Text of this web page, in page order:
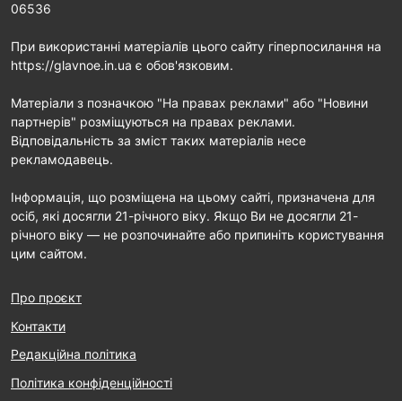
06536
При використанні матеріалів цього сайту гіперпосилання на
https://glavnoe.in.ua є обов'язковим.
Матеріали з позначкою "На правах реклами" або "Новини
партнерів" розміщуються на правах реклами.
Відповідальність за зміст таких матеріалів несе
рекламодавець.
Інформація, що розміщена на цьому сайті, призначена для
осіб, які досягли 21-річного віку. Якщо Ви не досягли 21-
річного віку — не розпочинайте або припиніть користування
цим сайтом.
Про проєкт
Контакти
Редакційна політика
Політика конфіденційності